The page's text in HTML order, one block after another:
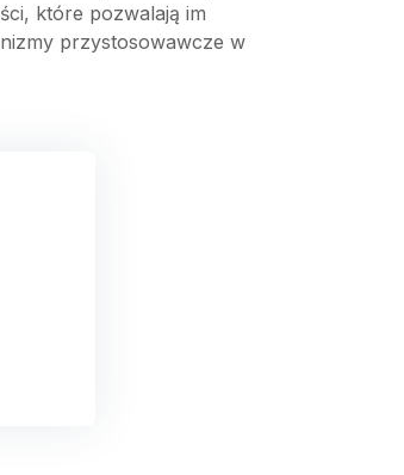
które pozwalają im
przystosowawcze w